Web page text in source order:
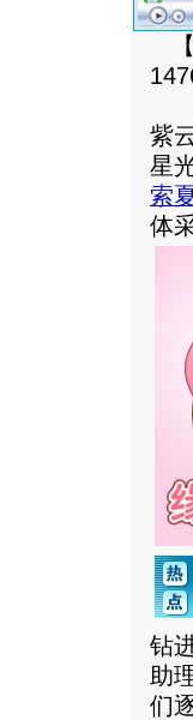
【
紫
星
索
体
钻
助
们